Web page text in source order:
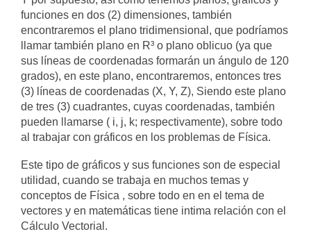
funciones en dos (2) dimensiones, también
encontraremos el plano tridimensional, que podríamos
llamar también plano en R³ o plano oblicuo (ya que
sus líneas de coordenadas formarán un ángulo de 120
grados), en este plano, encontraremos, entonces tres
(3) líneas de coordenadas (X, Y, Z), Siendo este plano
de tres (3) cuadrantes, cuyas coordenadas, también
pueden llamarse ( i, j, k; respectivamente), sobre todo
al trabajar con gráficos en los problemas de Física.
Este tipo de gráficos y sus funciones son de especial
utilidad, cuando se trabaja en muchos temas y
conceptos de Física , sobre todo en en el tema de
vectores y en matemáticas tiene intima relación con el
Cálculo Vectorial.